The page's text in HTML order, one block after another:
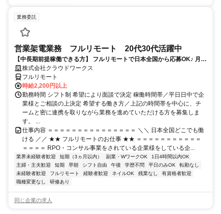
業務委託
営業架電業務 フルリモート 20代30代活躍中
【中長期前提稼働できる方】 フルリモートで日本全国から応募OK♪ 月稼
働40時間で安定収入！
株式会社クラウドワークス
フルリモート
時給2,200円以上
勤務時間 シフト制 希望により面談で決定 稼働時間帯／平日日中で企
業様とご相談の上決定 希望する働き方／上記の時間帯を中心に、チ
ームと密に連携を取りながら業務を進めていただける方を募集しま
す。 ...
仕事内容 ＝＝＝＝＝＝＝＝＝＝＝＝＝＝＝ ＼＼ 日本全国どこでも働
ける ／／ ★★ フルリモートのお仕事 ★★ ＝＝＝＝＝＝＝＝＝＝＝
＝＝＝＝ RPO・コンサル事業をされている企業様をしている企...
業界未経験者歓迎 短期（3ヵ月以内） 副業・WワークOK
1日4時間以内OK
主婦・主夫歓迎
短期 早朝 シフト自由 午後 学歴不問 平日のみOK
転勤なし
未経験者歓迎
フルリモート 経験者歓迎 ネイルOK 残業なし
有資格者歓迎
職種変更なし
研修あり
同じ企業の求人